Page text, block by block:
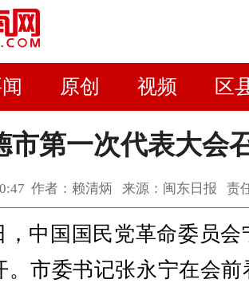
原创 视频 区
市第一次代表大会
作者：赖清炳 来源：闽东日报 责
，中国国民党革命委员
。市委书记张永宁在会